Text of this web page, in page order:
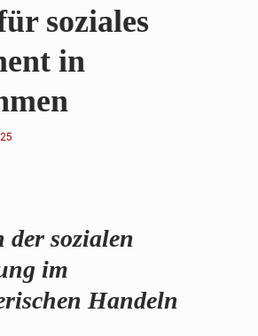
soziales
in
der sozialen
im
Handeln